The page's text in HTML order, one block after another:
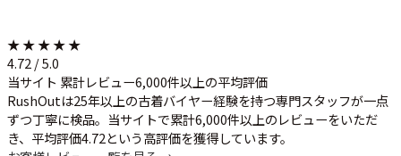
★ ★ ★ ★ ★
4.72 / 5.0
当サイト 累計レビュー6,000件以上の平均評価
RushOutは25年以上の古着バイヤー経験を持つ専門スタッフが一点
ずつ丁寧に検品。当サイトで累計6,000件以上のレビューをいただ
き、平均評価4.72という高評価を獲得しています。